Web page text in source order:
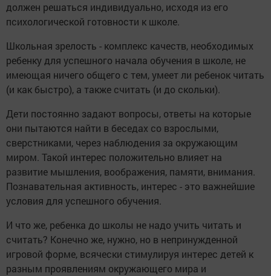
должен решаться индивидуально, исходя из его
психологической готовности к школе.
Школьная зрелость - комплекс качеств, необходимых
ребенку для успешного начала обучения в школе, не
имеющая ничего общего с тем, умеет ли ребенок читать
(и как быстро), а также считать (и до скольки).
Дети постоянно задают вопросы, ответы на которые
они пытаются найти в беседах со взрослыми,
сверстниками, через наблюдения за окружающим
миром. Такой интерес положительно влияет на
развитие мышления, воображения, памяти, внимания.
Познавательная активность, интерес - это важнейшие
условия для успешного обучения.
И что же, ребенка до школы не надо учить читать и
считать? Конечно же, нужно, но в непринужденной
игровой форме, всячески стимулируя интерес детей к
разным проявлениям окружающего мира и